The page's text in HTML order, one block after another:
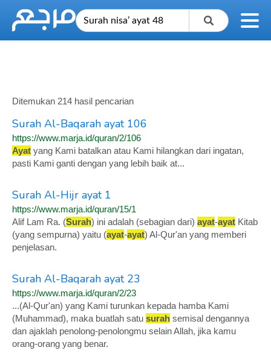
Ditemukan 214 hasil pencarian
Surah Al-Baqarah ayat 106
https://www.marja.id/quran/2/106
Ayat yang Kami batalkan atau Kami hilangkan dari ingatan,
pasti Kami ganti dengan yang lebih baik at...
Surah Al-Hijr ayat 1
https://www.marja.id/quran/15/1
Alif Lam Ra. (Surah) ini adalah (sebagian dari) ayat-ayat Kitab
(yang sempurna) yaitu (ayat-ayat) Al-Qur'an yang memberi
penjelasan.
Surah Al-Baqarah ayat 23
https://www.marja.id/quran/2/23
...(Al-Qur'an) yang Kami turunkan kepada hamba Kami
(Muhammad), maka buatlah satu surah semisal dengannya
dan ajaklah penolong-penolongmu selain Allah, jika kamu
orang-orang yang benar.